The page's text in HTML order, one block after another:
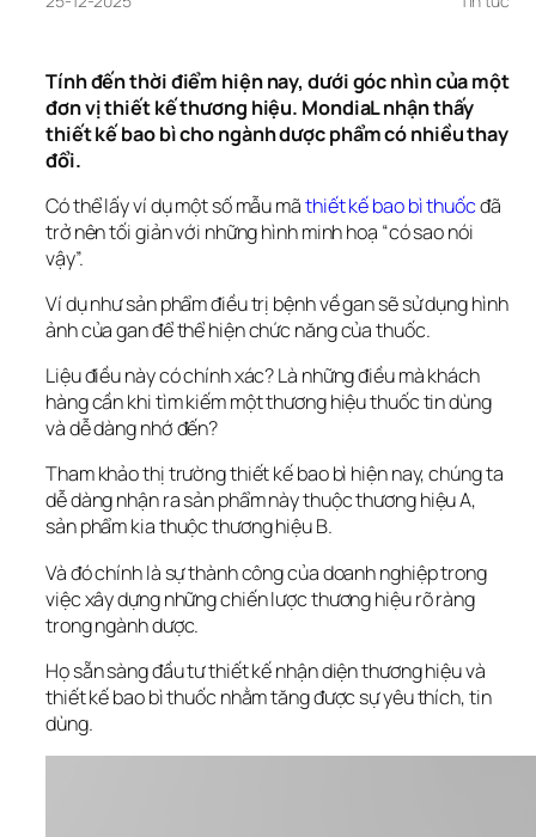
Tính đến thời điểm hiện nay, dưới góc nhìn của một
đơn vị thiết kế thương hiệu. MondiaL nhận thấy
thiết kế bao bì cho ngành dược phẩm có nhiều thay
đổi.
Có thể lấy ví dụ một số mẫu mã thiết kế bao bì thuốc đã
trở nên tối giản với những hình minh hoạ “có sao nói
vậy”.
Ví dụ như sản phẩm điều trị bệnh về gan sẽ sử dụng hình
ảnh của gan để thể hiện chức năng của thuốc.
Liệu điều này có chính xác? Là những điều mà khách
hàng cần khi tìm kiếm một thương hiệu thuốc tin dùng
và dễ dàng nhớ đến?
Tham khảo thị trường thiết kế bao bì hiện nay, chúng ta
dễ dàng nhận ra sản phẩm này thuộc thương hiệu A,
sản phẩm kia thuộc thương hiệu B.
Và đó chính là sự thành công của doanh nghiệp trong
việc xây dựng những chiến lược thương hiệu rõ ràng
trong ngành dược.
Họ sẵn sàng đầu tư thiết kế nhận diện thương hiệu và
thiết kế bao bì thuốc nhằm tăng được sự yêu thích, tin
dùng.